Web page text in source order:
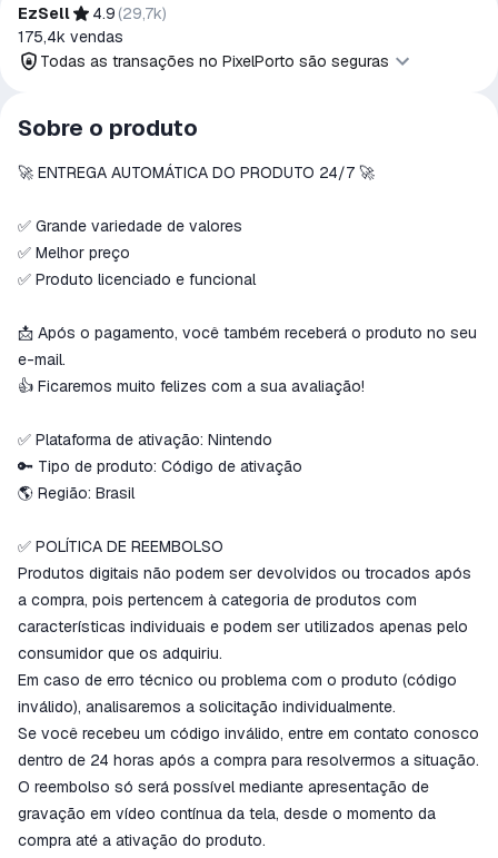
EzSell 4.9 (29,7k)
175,4k vendas
Todas as transações no PixelPorto são seguras
Todas as transações no PixelPorto são
seguras
O dinheiro é reservado na conta PixelPorto
não for recebido ou não corresponder à
descrição.
Sobre o produto
🚀 ENTREGA AUTOMÁTICA DO PRODUTO 24/7 🚀
✅ Grande variedade de valores
✅ Melhor preço
✅ Produto licenciado e funcional
📩 Após o pagamento, você também receberá o produto no seu
e-mail.
👍 Ficaremos muito felizes com a sua avaliação!
✅ Plataforma de ativação: Nintendo
🔑 Tipo de produto: Código de ativação
🌎 Região: Brasil
✅ POLÍTICA DE REEMBOLSO
Produtos digitais não podem ser devolvidos ou trocados após
a compra, pois pertencem à categoria de produtos com
características individuais e podem ser utilizados apenas pelo
consumidor que os adquiriu.
Em caso de erro técnico ou problema com o produto (código
inválido), analisaremos a solicitação individualmente.
Se você recebeu um código inválido, entre em contato conosco
dentro de 24 horas após a compra para resolvermos a situação.
O reembolso só será possível mediante apresentação de
gravação em vídeo contínua da tela, desde o momento da
compra até a ativação do produto.